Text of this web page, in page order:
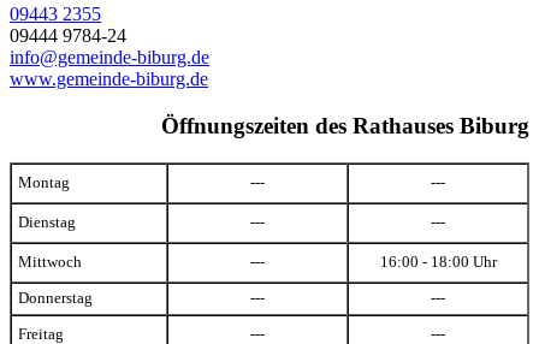
09443 2355
09444 9784-24
info@gemeinde-biburg.de
www.gemeinde-biburg.de
Öffnungszeiten des Rathauses Biburg
Montag --- ---
Dienstag --- ---
Mittwoch --- 16:00 - 18:00 Uhr
Donnerstag --- ---
Freitag --- ---